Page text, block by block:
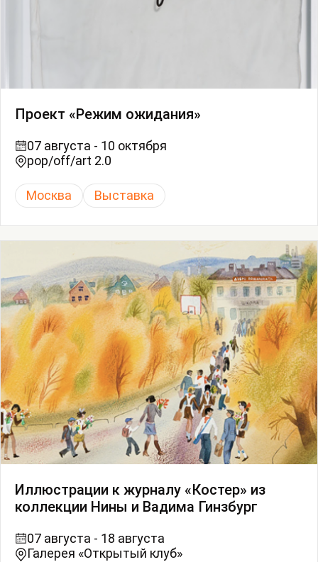
Проект «Режим ожидания»
07 августа - 10 октября
pop/off/art 2.0
Москва Выставка
Иллюстрации к журналу «Костер» из
коллекции Нины и Вадима Гинзбург
07 августа - 18 августа
Галерея «Открытый клуб»